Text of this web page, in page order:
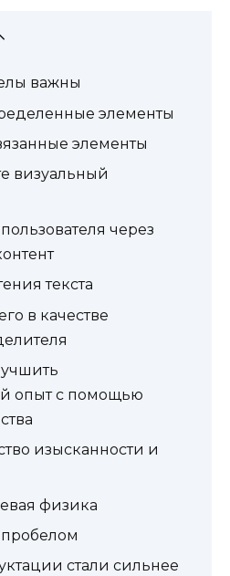
важны
элементы
элементы
визуальный
через
текста
в качестве
опыт с помощью
изысканности и
физика
стали сильнее